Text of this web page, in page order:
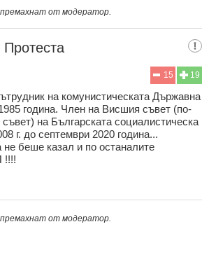
от модератор.
Протеста
19
15
на комунистическата Държавна
гoдина. Член на Висшия съвет (по-
на Българската социалистическа
г. до септември 2020 година...
беше казал и по останалите
!!!!
от модератор.